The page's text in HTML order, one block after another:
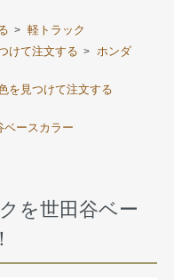
> 軽トラック
けて注文する > ホンダ
を見つけて注文する
ベースカラー
を世田谷ベー